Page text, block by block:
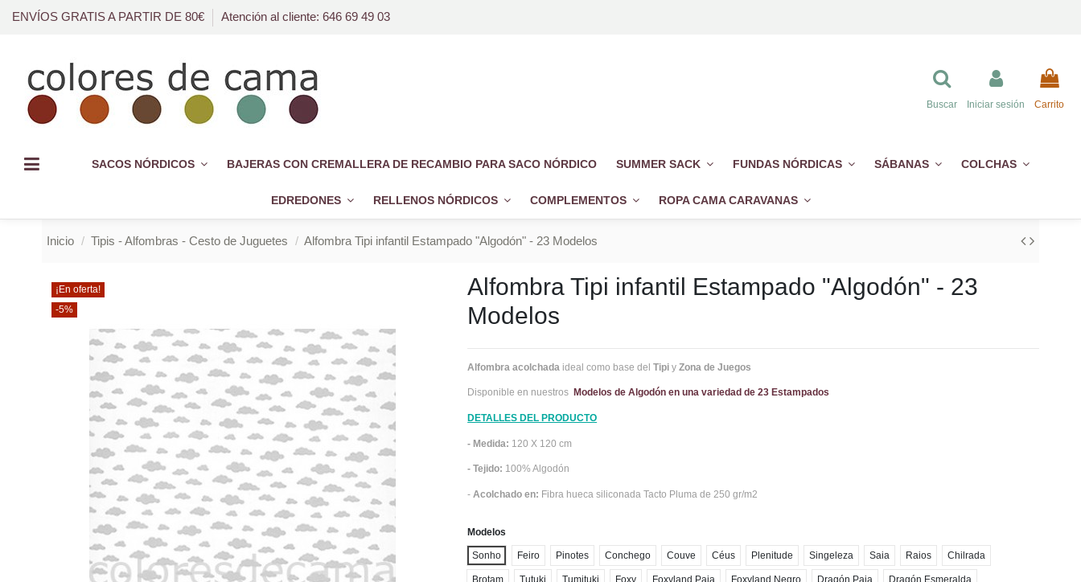
ENVÍOS GRATIS A PARTIR DE 80€ Atención al cliente: 646 69 49 03
Buscar Iniciar sesión Carrito
SACOS NÓRDICOS BAJERAS CON CREMALLERA DE RECAMBIO PARA SACO NÓRDICO SUMMER SACK FUNDAS NÓRDICAS SÁBANAS COLCHAS
EDREDONES RELLENOS NÓRDICOS COMPLEMENTOS ROPA CAMA CARAVANAS
Inicio Tipis - Alfombras - Cesto de Juguetes Alfombra Tipi infantil Estampado "Algodón" - 23 Modelos
¡En oferta!
-5%
Alfombra Tipi infantil Estampado "Algodón" - 23
Modelos
Alfombra acolchada ideal como base delTipi yZona de Juegos
Disponible en nuestros Modelos de Algodón en una variedad de 23 Estampados
DETALLES DEL PRODUCTO
- Medida: 120 X 120 cm
- Tejido: 100% Algodón
-Acolchado en: Fibra hueca siliconada Tacto Pluma de 250 gr/m2
Modelos
Sonho Feiro Pinotes Conchego Couve Céus Plenitude Singeleza Saia Raios Chilrada
Brotam Tutuki Tumituki Foxy Foxyland Paja Foxyland Negro Dragón Paja Dragón Esmeralda